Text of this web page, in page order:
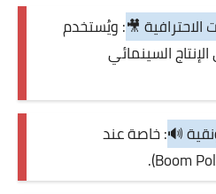
🎥: ويُستخدم
السينمائي
🔊: خاصة عند